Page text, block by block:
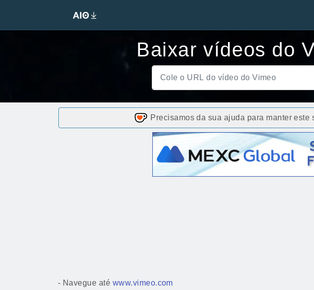
Baixar vídeos do
Precisamos da sua ajuda para manter este
- Navegue até www.vimeo.com